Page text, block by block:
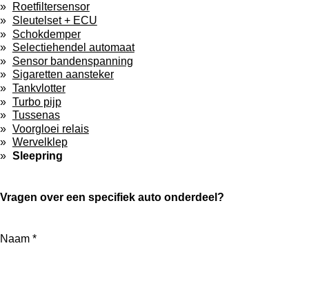
Roetfiltersensor
Sleutelset + ECU
Schokdemper
Selectiehendel automaat
Sensor bandenspanning
Sigaretten aansteker
Tankvlotter
Turbo pijp
Tussenas
Voorgloei relais
Wervelklep
Sleepring
Vragen over een specifiek auto onderdeel?
Naam *